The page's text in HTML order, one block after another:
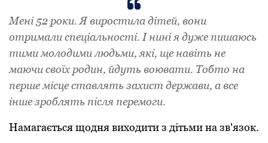
Мені 52 роки. Я виростила дітей, вони
отримали спеціальності. І нині я дуже пишаюсь
тими молодими людьми, які, ще навіть не
маючи своїх родин, йдуть воювати. Тобто на
перше місце ставлять захист держави, а все
інше зроблять після перемоги.
Намагається щодня виходити з дітьми на зв'язок.